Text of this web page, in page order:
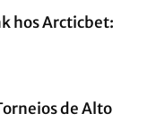
hos Arcticbet:
de Alto